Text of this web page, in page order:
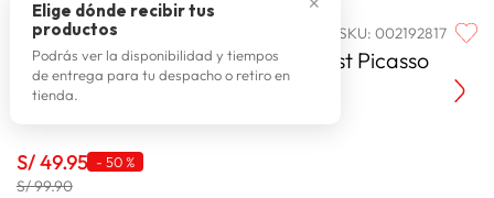
2. zapatillas mujer
3. zapatillas hombre
4. moda
6 . tv
Elige dónde recibir tus
productos
Podrás ver la disponibilidad y tiempos
de entrega para tu despacho o retiro en
tienda.
F. TWIST SKU:002192817
Camisa Manga Larga Niño F. Twist Picasso
S/49.95 - 50 %
S/ 99.90